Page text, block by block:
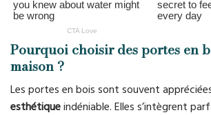
Pourquoi choisir des portes en
maison ?
Les portes en bois sont souvent
esthétiqueindéniable. Elles s’intègrent